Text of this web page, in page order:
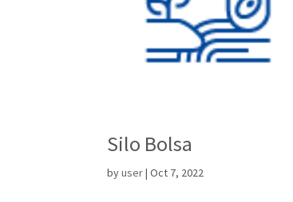
Silo Bolsa
byuser|Oct 7, 2022